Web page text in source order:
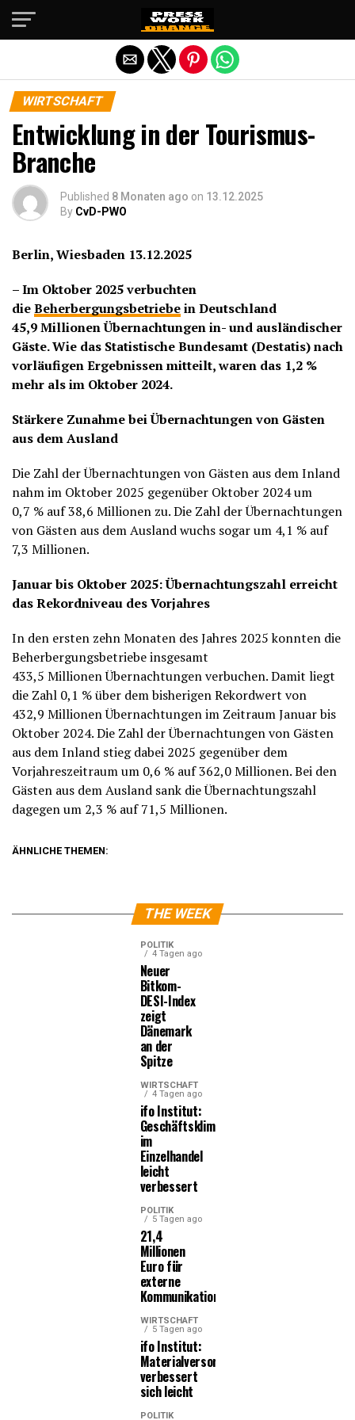
WIRTSCHAFT
Entwicklung in der Tourismus-
Branche
Published 8 Monaten ago on 13.12.2025
By CvD-PWO
Berlin, Wiesbaden 13.12.2025
– Im Oktober 2025 verbuchten
dieBeherbergungsbetriebein Deutschland
45,9 Millionen Übernachtungen in- und ausländischer
Gäste. Wie das Statistische Bundesamt (Destatis) nach
vorläufigen Ergebnissen mitteilt, waren das 1,2 %
mehr als im Oktober 2024.
Stärkere Zunahme bei Übernachtungen von Gästen
aus dem Ausland
Die Zahl der Übernachtungen von Gästen aus dem Inland
nahm im Oktober 2025 gegenüber Oktober 2024 um
0,7 % auf 38,6 Millionen zu. Die Zahl der Übernachtungen
von Gästen aus dem Ausland wuchs sogar um 4,1 % auf
7,3 Millionen.
Januar bis Oktober 2025: Übernachtungszahl erreicht
das Rekordniveau des Vorjahres
In den ersten zehn Monaten des Jahres 2025 konnten die
Beherbergungsbetriebe insgesamt
433,5 Millionen Übernachtungen verbuchen. Damit liegt
die Zahl 0,1 % über dem bisherigen Rekordwert von
432,9 Millionen Übernachtungen im Zeitraum Januar bis
Oktober 2024. Die Zahl der Übernachtungen von Gästen
aus dem Inland stieg dabei 2025 gegenüber dem
Vorjahreszeitraum um 0,6 % auf 362,0 Millionen. Bei den
Gästen aus dem Ausland sank die Übernachtungszahl
dagegen um 2,3 % auf 71,5 Millionen.
ÄHNLICHE THEMEN:
THE WEEK
POLITIK
4 Tagen ago
Neuer
Bitkom-
DESI-Index
zeigt
Dänemark
an der
Spitze
WIRTSCHAFT
4 Tagen ago
ifo Institut:
Geschäftsklima
im
Einzelhandel
leicht
verbessert
POLITIK
5 Tagen ago
21,4
Millionen
Euro für
externe
Kommunikationsleistungen
WIRTSCHAFT
5 Tagen ago
ifo Institut:
Materialversorgung
verbessert
sich leicht
POLITIK
Die mobile Version verlassen